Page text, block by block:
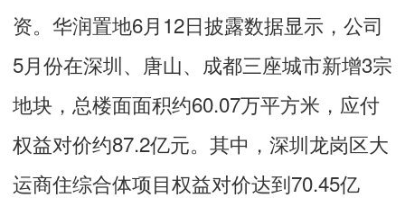
资。华润置地6月12日披露数据显示，公司
5月份在深圳、唐山、成都三座城市新增3宗
地块，总楼面面积约60.07万平方米，应付
权益对价约87.2亿元。其中，深圳龙岗区大
运商住综合体项目权益对价达到70.45亿